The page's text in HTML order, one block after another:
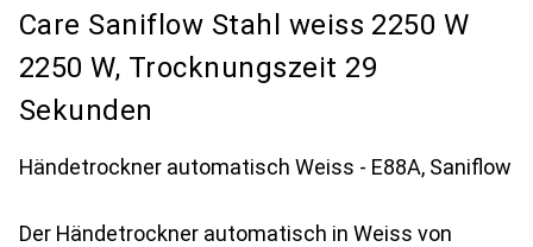
Care Saniflow Stahl weiss 2250 W
2250 W, Trocknungszeit 29
Sekunden
Händetrockner automatisch Weiss - E88A, Saniflow
Der Händetrockner automatisch in Weiss von